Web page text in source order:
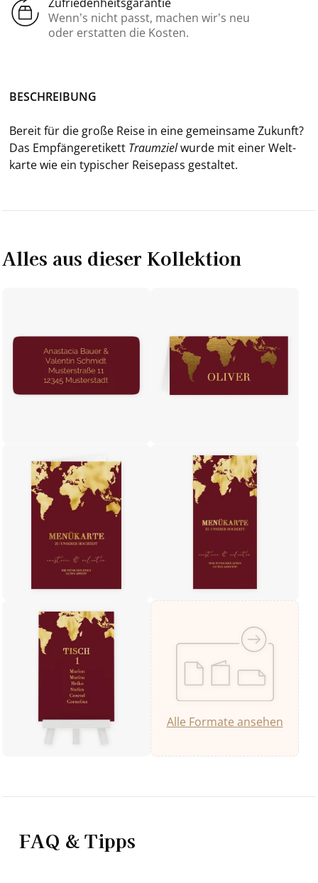
Wenn’s nicht passt, machen wir’s neu
oder erstatten die Kosten.
BE­SCHREI­BUNG
Be­reit für die große Reise in eine ge­mein­sa­me Zu­kunft?
Das Emp­fän­ge­r­eti­kett Traum­zielwurde mit einer Welt­
kar­te wie ein ty­pi­scher Rei­se­pass ge­stal­tet.
Alles aus dieser Kollektion
Alle Formate ansehen
FAQ & Tipps